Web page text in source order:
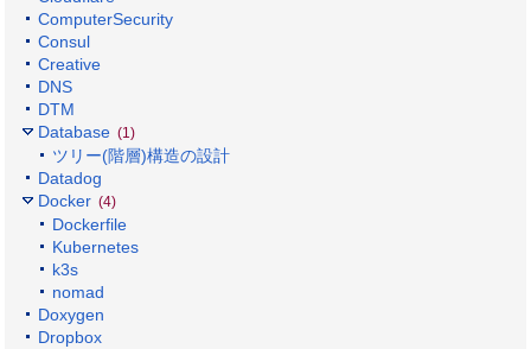
ComputerSecurity
Consul
Creative
DNS
DTM
Database (1)
ツリー(階層)構造の設計
Datadog
Docker (4)
Dockerfile
Kubernetes
k3s
nomad
Doxygen
Dropbox